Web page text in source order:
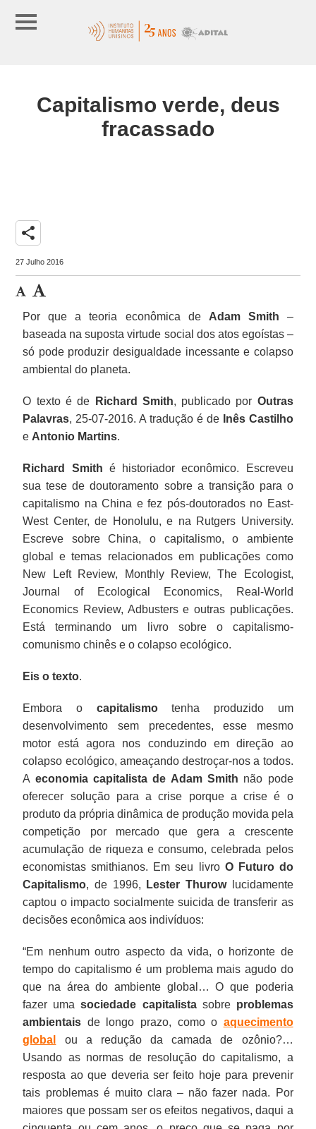
Capitalismo verde, deus
fracassado
share
27 Julho 2016
Por que a teoria econômica de Adam Smith –
baseada na suposta virtude social dos atos egoístas –
só pode produzir desigualdade incessante e colapso
ambiental do planeta.
O texto é de Richard Smith, publicado por Outras
Palavras, 25-07-2016. A tradução é de Inês Castilho
e Antonio Martins.
Richard Smith é historiador econômico. Escreveu
sua tese de doutoramento sobre a transição para o
capitalismo na China e fez pós-doutorados no East-
West Center, de Honolulu, e na Rutgers University.
Escreve sobre China, o capitalismo, o ambiente
global e temas relacionados em publicações como
New Left Review, Monthly Review, The Ecologist,
Journal of Ecological Economics, Real-World
Economics Review, Adbusters e outras publicações.
Está terminando um livro sobre o capitalismo-
comunismo chinês e o colapso ecológico.
Eis o texto.
Embora o capitalismotenha produzido um
desenvolvimento sem precedentes, esse mesmo
motor está agora nos conduzindo em direção ao
colapso ecológico, ameaçando destroçar-nos a todos.
A economia capitalista de Adam Smith não pode
oferecer solução para a crise porque a crise é o
produto da própria dinâmica de produção movida pela
competição por mercado que gera a crescente
acumulação de riqueza e consumo, celebrada pelos
economistas smithianos. Em seu livro O Futuro do
Capitalismo, de 1996, Lester Thurowlucidamente
captou o impacto socialmente suicida de transferir as
decisões econômica aos indivíduos:
“Em nenhum outro aspecto da vida, o horizonte de
tempo do capitalismo é um problema mais agudo do
que na área do ambiente global… O que poderia
fazer umasociedade capitalistasobre problemas
ambientais de longo prazo, como o aquecimento
global
ou a redução da camada de ozônio?…
Usando as normas de resolução do capitalismo, a
resposta ao que deveria ser feito hoje para prevenir
tais problemas é muito clara – não fazer nada. Por
maiores que possam ser os efeitos negativos, daqui a